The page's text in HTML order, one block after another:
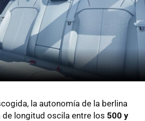
la autonomía de la berlina
longitud oscila entre los 500 y